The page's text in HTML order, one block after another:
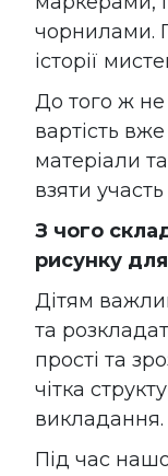
чорнилами.
історії
До того ж не
вартість
матеріали
взяти
З чого
рисунку
Дітям
та
прості та
чітка
викладання.
Під час